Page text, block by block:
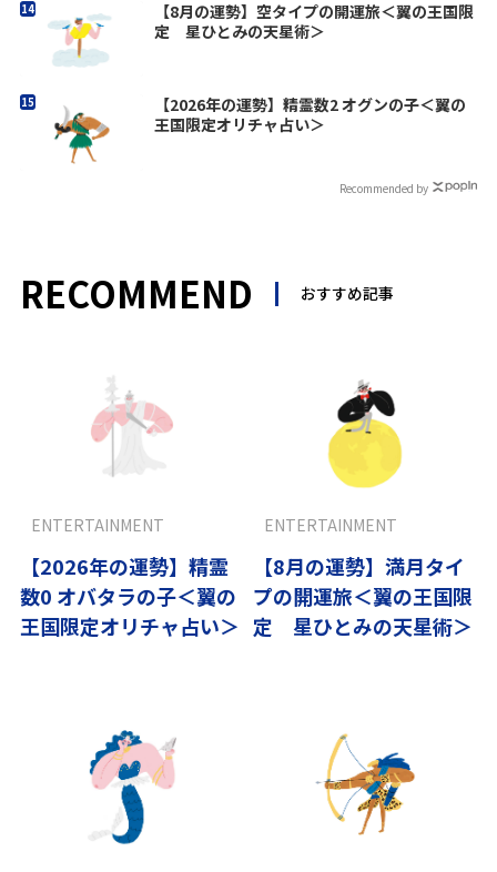
【8月の運勢】空タイプの開運旅＜翼の王国限
定 星ひとみの天星術＞
【2026年の運勢】精霊数2 オグンの子＜翼の
王国限定オリチャ占い＞
Recommended by
RECOMMEND おすすめ記事
【2026年の運勢】精霊
数0 オバタラの子＜翼の
王国限定オリチャ占い＞
ENTERTAINMENT
【8月の運勢】満月タイ
プの開運旅＜翼の王国限
定 星ひとみの天星術＞
ENTERTAINMENT